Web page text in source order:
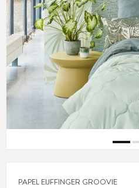
PAPEL EIJFFINGER GROOVIE